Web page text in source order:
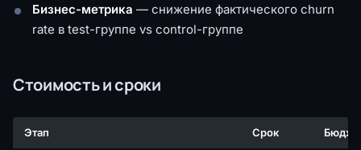
Бизнес-метрика — снижение фактического churn
rate в test-группе vs control-группе
Стоимость и сроки
Этап Срок